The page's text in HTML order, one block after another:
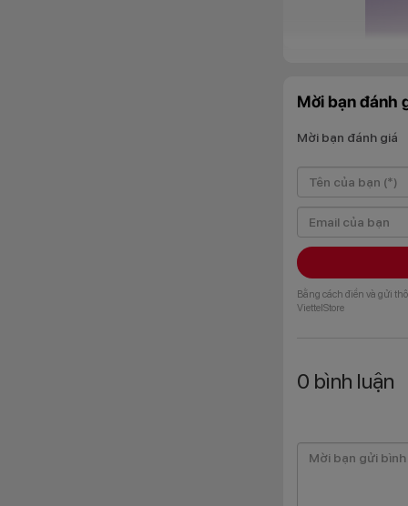
Vivo Y39 5G sở
nên vẻ ngoài
cầm nắm thoải
Mời bạn đánh
Mời bạn đánh giá
Bằng cách điền và gửi
ViettelStore
0 bình luận